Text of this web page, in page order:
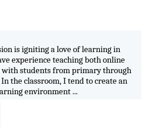
is igniting a love of learning in
experience teaching both online
students from primary through
the classroom, I tend to create an
environment ...